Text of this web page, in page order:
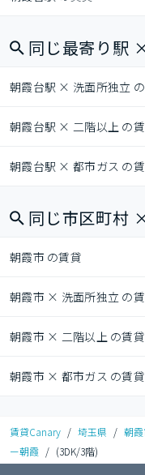
同じ最寄り駅
朝霞台駅 × 洗面所独立
朝霞台駅 × 二階以上 の
朝霞台駅 × 都市ガス の
同じ市区町村
朝霞市 の賃貸
朝霞市 × 洗面所独立 の
朝霞市 × 二階以上 の賃貸
朝霞市 × 都市ガス の賃貸
賃貸Canary / 埼玉県 / 朝
ー朝霞 / (3DK/3階)